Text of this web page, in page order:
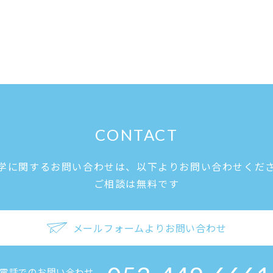
CONTACT
に関するお問い合わせは、 以下よりお問い合わせくだ
ご相談は無料です
メールフォームよりお問い合わせ